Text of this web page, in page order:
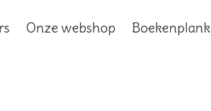
Onze webshop Boekenplank